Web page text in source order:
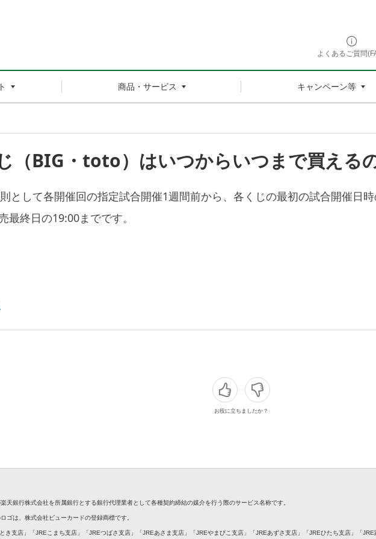
よくあるご質問
商品・サービス キャンペーン等
（BIG・toto）はいつからいつまで買える
として各開催回の指定試合開催1週間前から、各くじの最初の試合開催日時
終日の19:00までです。
お役に立ちましたか？
天銀行株式会社を所属銀行とする銀行代理業者として各種契約締結の媒介を行う際のサービス名称です。
ゴは、株式会社ビューカードの登録商標です。
き支店」「JREこまち支店」「JREつばさ支店」「JREあさま支店」「JREやまびこ支店」「JREあずさ支店」「JREひたち支店」「JRE